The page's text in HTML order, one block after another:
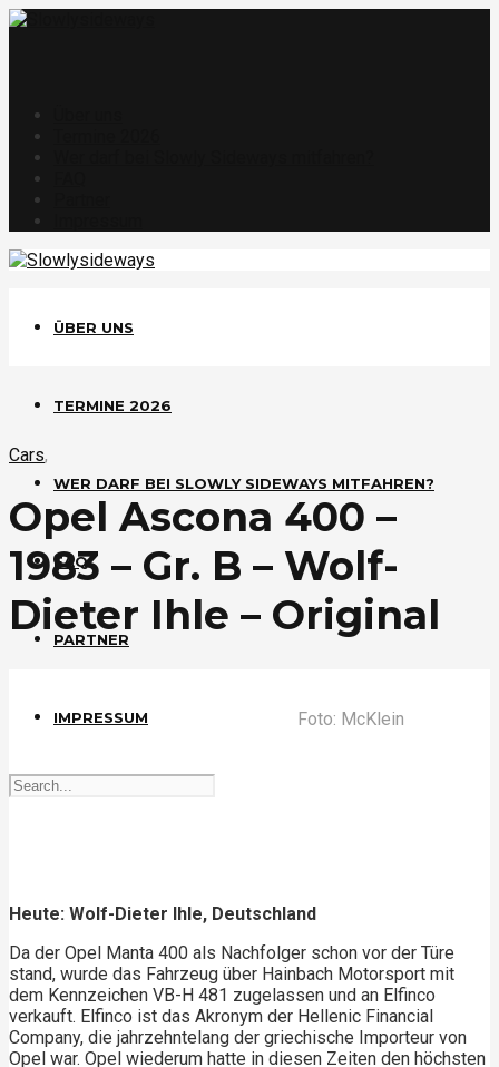
ÜBER UNS
TERMINE 2026
WER DARF BEI SLOWLY SIDEWAYS MITFAHREN?
FAQ
PARTNER
IMPRESSUM
Cars,
Opel Ascona 400 –
1983 – Gr. B – Wolf-
Dieter Ihle – Original
Foto: McKlein
Heute: Wolf-Dieter Ihle, Deutschland
Da der Opel Manta 400 als Nachfolger schon vor der Türe
stand, wurde das Fahrzeug über Hainbach Motorsport mit
dem Kennzeichen VB-H 481 zugelassen und an Elfinco
verkauft. Elfinco ist das Akronym der Hellenic Financial
Company, die jahrzehntelang der griechische Importeur von
Opel war. Opel wiederum hatte in diesen Zeiten den höchsten